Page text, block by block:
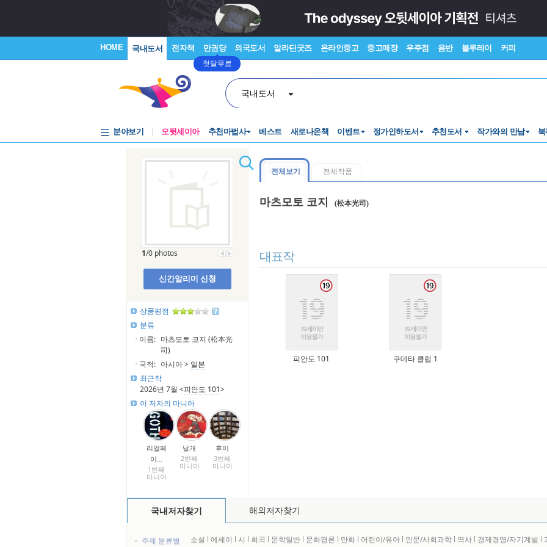
HOME 국내도서 전자책 만권당
첫달무료
외국도서 알라딘굿즈 온라인중고 중고매장 우주점 음반 블루레이 커피
국내도서
분야보기 오뒷세이아 추천마법사 베스트 새로나온책 이벤트 정가인하도서 추천도서 작가와의 만남
1/0 photos
신간알리미 신청
상품평점
분류
이름: 마츠모토 코지 (松本光
司)
국적: 아시아 > 일본
최근작
2026년 7월 <피안도 101>
이 저자의 마니아
리얼페
이...
1번째
마니아
날개
2번째
마니아
후이
3번째
마니아
전체보기 전체작품
마츠모토 코지 (松本光司)
대표작
피안도 101 쿠데타 클럽 1
국내저자찾기 해외저자찾기
주제 분류별 소설 l 에세이 l 시 l 희곡 l 문학일반 l 문화평론 l 만화 l 어린이/유아 l 인문/사회과학 l 역사 l 경제경영/자기계발 l